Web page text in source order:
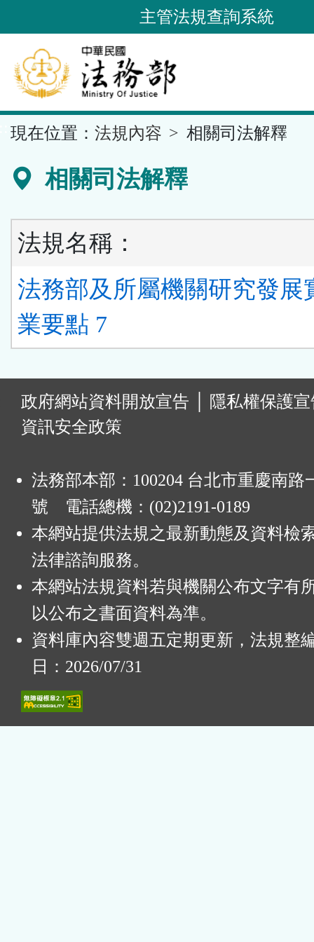
到
要
內
容
區
主管法規查詢系統
現在位置： 法規內容 相關司法解釋
相關司法解釋
法規名稱：
法務部及所屬機關研究發展
業要點 7
政府網站資料開放宣告
隱私權保護
資訊安全政策
法務部本部：100204 台北市重慶南路
號 電話總機：(02)2191-0189
本網站提供法規之最新動態及資料檢
法律諮詢服務。
本網站法規資料若與機關公布文字有
以公布之書面資料為準。
資料庫內容雙週五定期更新，法規整
日：2026/07/31